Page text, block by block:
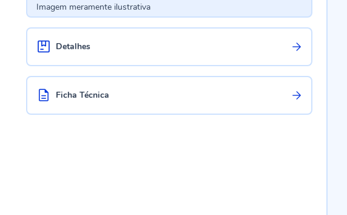
Imagem meramente ilustrativa
Detalhes
Ficha Técnica